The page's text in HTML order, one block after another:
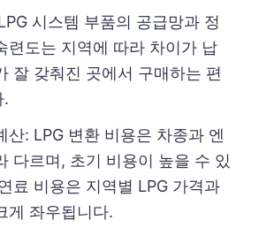
시스템 부품의 공급망과 정
련도는 지역에 따라 차이가 납
잘 갖춰진 곳에서 구매하는 편
.
산: LPG 변환 비용은 차종과 엔
다르며, 초기 비용이 높을 수 있
료 비용은 지역별 LPG 가격과
게 좌우됩니다.